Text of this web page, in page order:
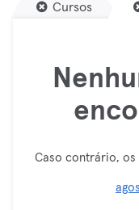
Cursos
Caso contrário,